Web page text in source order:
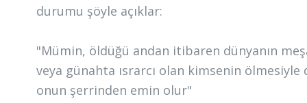
durumu şöyle açıklar:
"Mümin, öldüğü andan itibaren dünyanın
veya günahta ısrarcı olan kimsenin
onun şerrinden emin olur"